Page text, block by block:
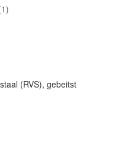
1
(RVS), gebeitst